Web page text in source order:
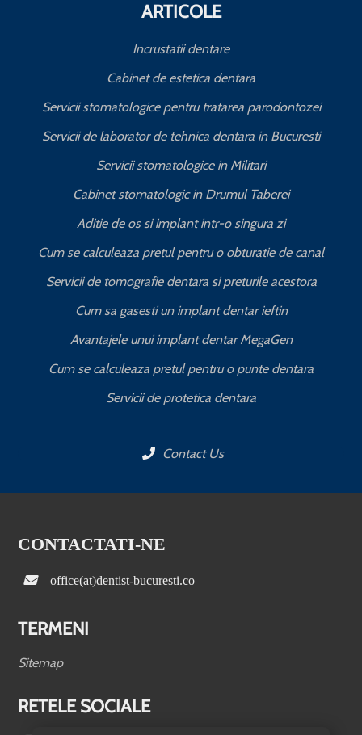
ARTICOLE
Incrustatii dentare
Cabinet de estetica dentara
Servicii stomatologice pentru tratarea parodontozei
Servicii de laborator de tehnica dentara in Bucuresti
Servicii stomatologice in Militari
Cabinet stomatologic in Drumul Taberei
Aditie de os si implant intr-o singura zi
Cum se calculeaza pretul pentru o obturatie de canal
Servicii de tomografie dentara si preturile acestora
Cum sa gasesti un implant dentar ieftin
Avantajele unui implant dentar MegaGen
Cum se calculeaza pretul pentru o punte dentara
Servicii de protetica dentara
Contact Us
CONTACTATI-NE
office(at)dentist-bucuresti.co
TERMENI
Sitemap
RETELE SOCIALE